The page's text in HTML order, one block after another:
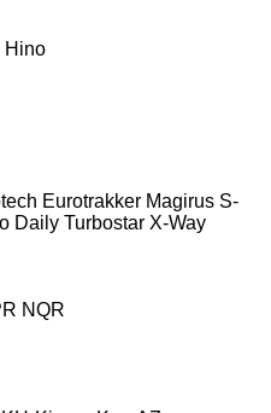
Hino
Eurotrakker Magirus S-
Daily Turbostar X-Way
NQR